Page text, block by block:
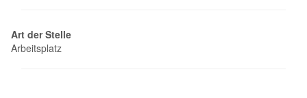
Art der Stelle
Arbeitsplatz